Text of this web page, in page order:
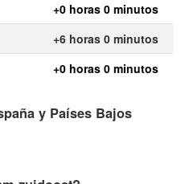
+0 horas 0 minutos
+6 horas 0 minutos
+0 horas 0 minutos
y Países Bajos